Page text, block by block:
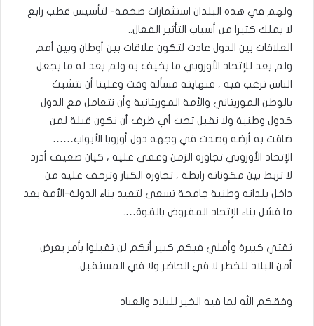
ولهم في هذه البلدان استثمارات ضخمة- لتأسيس قطب رابع
لا يملك كثيرا من أسباب التأثير الفعال..
العلاقات بين الدول عادت لتكون علاقات بين أوطان وبين أمم
ولم يعد للإتحاد الأوروبي ما يخيف به ولم يعد له ما يجعل
الناس ترغب فيه ، فنهايته مسألة وقت وعلينا أن نتشبث
بالوطن الموريتاني والأمة الموريتانية وأن نتعامل مع الدول
كدول وطنية ولا نقبل تحت أي ظرف أن نكون قبلة لمن
ضاقت به أرضه وصدت في وجهه دول أوروبا الأبواب……
الإتحاد الأوروبي تجاوزه الزمن وعفى عليه ، كيان ضعيف أدرد
لا تربط بين مكوناته رابطة ، تجاوزه الكبار وتزحف عليه من
داخل بلدانه وطنية جامحة تسعى لتعيد بناء الدولة-الأمة بعد
ما فشل بناء الإتحاد المفروض بالقوة….
ثقتي كبيرة وأملي فيكم كبير أنكم لن تقبلوا بأمر يعرض
أمن البلاد للخطر لا في الحاضر ولا في المستقبل.
وفقكم الله لما فيه الخير للبلاد والعباد